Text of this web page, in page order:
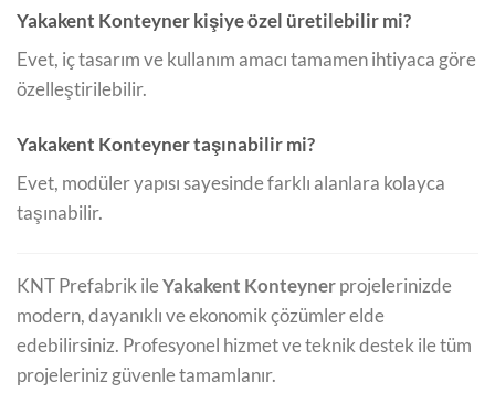
Yakakent Konteyner kişiye özel üretilebilir mi?
Evet, iç tasarım ve kullanım amacı tamamen ihtiyaca göre
özelleştirilebilir.
Yakakent Konteyner taşınabilir mi?
Evet, modüler yapısı sayesinde farklı alanlara kolayca
taşınabilir.
KNT Prefabrik ileYakakent Konteynerprojelerinizde
modern, dayanıklı ve ekonomik çözümler elde
edebilirsiniz. Profesyonel hizmet ve teknik destek ile tüm
projeleriniz güvenle tamamlanır.